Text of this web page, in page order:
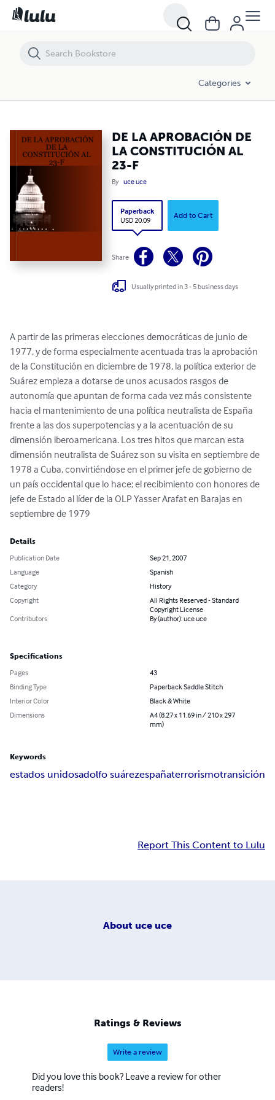
Categories
DE LA APROBACIÓN DE
LA CONSTITUCIÓN AL
23-F
By uce uce
Paperback
USD 20.09
Add to Cart
Share
Usually printed in 3 - 5 business days
A partir de las primeras elecciones democráticas de junio de
1977, y de forma especialmente acentuada tras la aprobación
de la Constitución en diciembre de 1978, la política exterior de
Suárez empieza a dotarse de unos acusados rasgos de
autonomía que apuntan de forma cada vez más consistente
hacia el mantenimiento de una política neutralista de España
frente a las dos superpotencias y a la acentuación de su
dimensión iberoamericana. Los tres hitos que marcan esta
dimensión neutralista de Suárez son su visita en septiembre de
1978 a Cuba, convirtiéndose en el primer jefe de gobierno de
un país occidental que lo hace; el recibimiento con honores de
jefe de Estado al líder de la OLP Yasser Arafat en Barajas en
septiembre de 1979
Details
Publication Date
Sep 21, 2007
Language
Spanish
Category
History
Copyright
All Rights Reserved - Standard
Copyright License
Contributors
By (author): uce uce
Specifications
Pages
43
Binding Type
Paperback Saddle Stitch
Interior Color
Black & White
Dimensions
A4 (8.27 x 11.69 in / 210 x 297
mm)
Keywords
estados unidosadolfo suárezespañaterrorismotransición
Report This Content to Lulu
About uce uce
Ratings & Reviews
Write a review
Did you love this book? Leave a review for other
readers!
DE LA APROBACIÓN DE LA CONSTITUCIÓN AL 23-F